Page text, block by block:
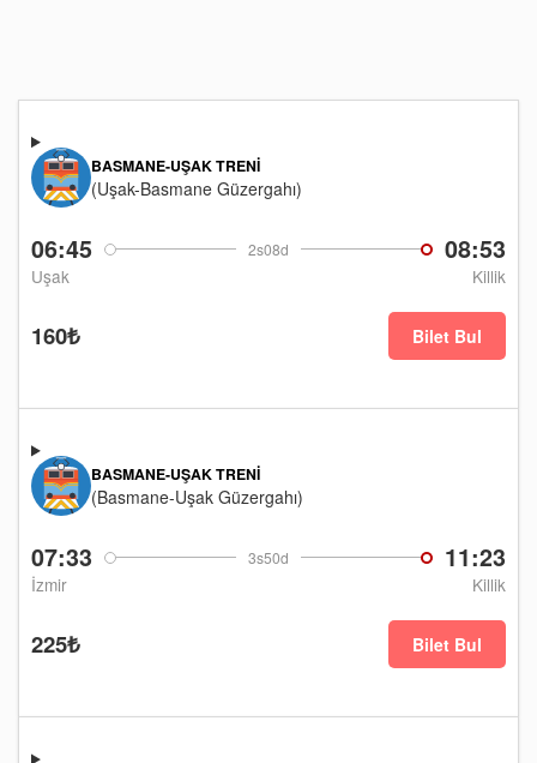
06:45 2s08d 08:53
Uşak Killik
BASMANE-UŞAK TRENI
(Uşak-Basmane Güzergahı)
160₺ Bilet Bul
07:33 3s50d 11:23
İzmir Killik
BASMANE-UŞAK TRENI
(Basmane-Uşak Güzergahı)
225₺ Bilet Bul